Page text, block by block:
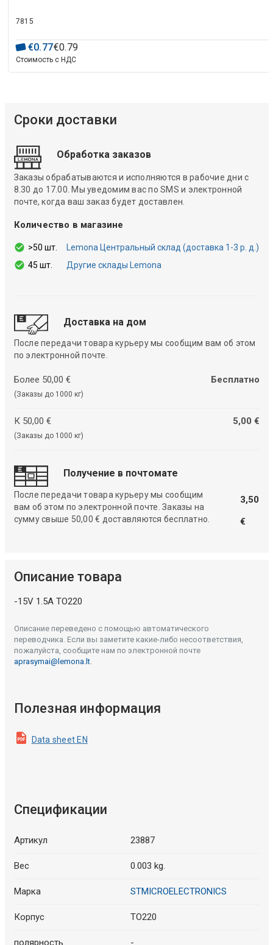
7815
€0.77€0.79
Стоимость с НДС
Сроки доставки
Обработка заказов
Заказы обрабатываются и исполняются в рабочие дни с
8.30 до 17.00. Мы уведомим вас по SMS и электронной
почте, когда ваш заказ будет доставлен.
Количество в магазине
>50 шт.
Lemona Центральный склад (доставка 1-3 р. д.)
45 шт.
Другие склады Lemona
Доставка на дом
После передачи товара курьеру мы сообщим вам об этом
по электронной почте.
Более 50,00 €
(Заказы до 1000 кг)
Бесплатно
К 50,00 €
(Заказы до 1000 кг)
5,00 €
Получение в почтомате
После передачи товара курьеру мы сообщим
вам об этом по электронной почте. Заказы на
сумму свыше 50,00 € доставляются бесплатно.
3,50
€
Описание товара
-15V 1.5A TO220
Описание переведено с помощью автоматического
переводчика. Если вы заметите какие-либо несоответствия,
пожалуйста, сообщите нам по электронной почте
aprasymai@lemona.lt.
Полезная информация
Data sheet EN
Спецификации
Артикул 23887
Вес 0.003 kg.
Марка STMICROELECTRONICS
Корпус TO220
полярность -